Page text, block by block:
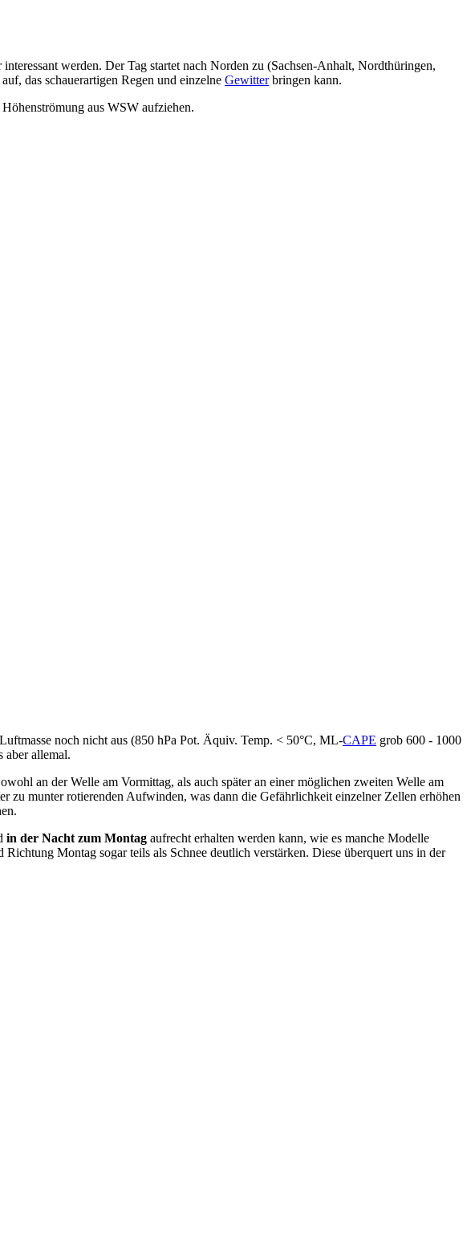
werden. Der Tag startet nach Norden zu (Sachsen-Anhalt, Nordthüringen,
das schauerartigen Regen und einzelne Gewitterbringen kann.
aus WSW aufziehen.
noch nicht aus (850 hPa Pot. Äquiv. Temp. < 50°C, ML-CAPE grob 600 - 1000
aber allemal.
an der Welle am Vormittag, als auch später an einer möglichen zweiten Welle am
zu munter rotierenden Aufwinden, was dann die Gefährlichkeit einzelner Zellen erhöhen
in der Nacht zum Montag aufrecht erhalten werden kann, wie es manche Modelle
Richtung Montag sogar teils als Schnee deutlich verstärken. Diese überquert uns in der